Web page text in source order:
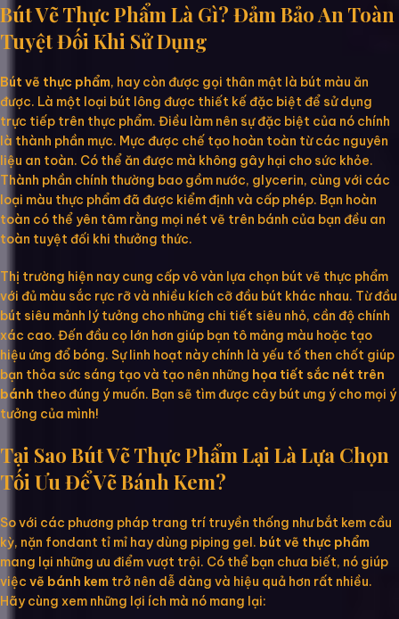
Bút Vẽ Thực Phẩm Là Gì? Đảm Bảo An Toàn
Tuyệt Đối Khi Sử Dụng
Bút vẽ thực phẩm, hay còn được gọi thân mật là bút màu ăn
được. Là một loại bút lông được thiết kế đặc biệt để sử dụng
trực tiếp trên thực phẩm. Điều làm nên sự đặc biệt của nó chính
là thành phần mực. Mực được chế tạo hoàn toàn từ các nguyên
liệu an toàn. Có thể ăn được mà không gây hại cho sức khỏe.
Thành phần chính thường bao gồm nước, glycerin, cùng với các
loại màu thực phẩm đã được kiểm định và cấp phép. Bạn hoàn
toàn có thể yên tâm rằng mọi nét vẽ trên bánh của bạn đều an
toàn tuyệt đối khi thưởng thức.
Thị trường hiện nay cung cấp vô vàn lựa chọn bút vẽ thực phẩm
với đủ màu sắc rực rỡ và nhiều kích cỡ đầu bút khác nhau. Từ đầu
bút siêu mảnh lý tưởng cho những chi tiết siêu nhỏ, cần độ chính
xác cao. Đến đầu cọ lớn hơn giúp bạn tô mảng màu hoặc tạo
hiệu ứng đổ bóng. Sự linh hoạt này chính là yếu tố then chốt giúp
bạn thỏa sức sáng tạo và tạo nên những họa tiết sắc nét trên
bánh theo đúng ý muốn. Bạn sẽ tìm được cây bút ưng ý cho mọi ý
tưởng của mình!
Tại Sao Bút Vẽ Thực Phẩm Lại Là Lựa Chọn
Tối Ưu Để Vẽ Bánh Kem?
So với các phương pháp trang trí truyền thống như bắt kem cầu
kỳ, nặn fondant tỉ mỉ hay dùng piping gel. bút vẽ thực phẩm
mang lại những ưu điểm vượt trội. Có thể bạn chưa biết, nó giúp
việc vẽ bánh kem trở nên dễ dàng và hiệu quả hơn rất nhiều.
Hãy cùng xem những lợi ích mà nó mang lại: